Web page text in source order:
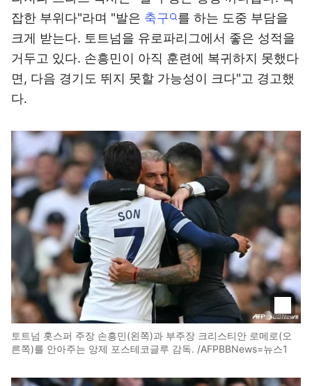
잡한 부위다"라며 "발은 축구
를 하는 도중 부담을
크게 받는다. 토트넘을 유로파리그에서 좋은 성적을
거두고 있다. 손흥민이 아직 훈련에 복귀하지 못했다
면, 다음 경기도 뛰지 못할 가능성이 크다"고 경고했
다.
토트넘 홋스퍼 주장 손흥민(왼쪽)과 부주장 크리스티안 로메로(오
른쪽)를 안아주는 앙제 포스테코글루 감독. /AFPBBNews=뉴스1